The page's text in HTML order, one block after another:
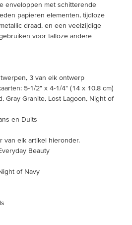
enveloppen met schitterende
papieren elementen, tijdloze
draad, en een veelzijdige
voor talloze andere
3 van elk ontwerp
5-1/2" x 4-1/4" (14 x 10,8 cm)
Gray Granite, Lost Lagoon, Night of
en Duits
van elk artikel hieronder.
Beauty
of Navy